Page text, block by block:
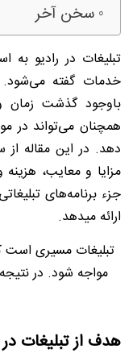
سخن آخر
تبلیغات در رادیو به
خدمات گفته
باوجود گذشت زمان
همچنان می‌تواند در
دهد. در این مقاله از
مزایا و معایب،
جزء برنامه‌های
ارائه ­می­دهد.
تبلیغات مسیری است
مواجه شود. در
هدف از تبلیغات